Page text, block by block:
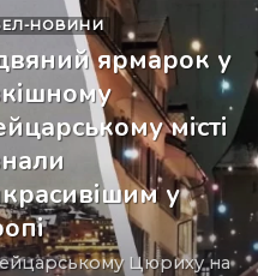
НОВИНИ
ярмарок у
місті
у